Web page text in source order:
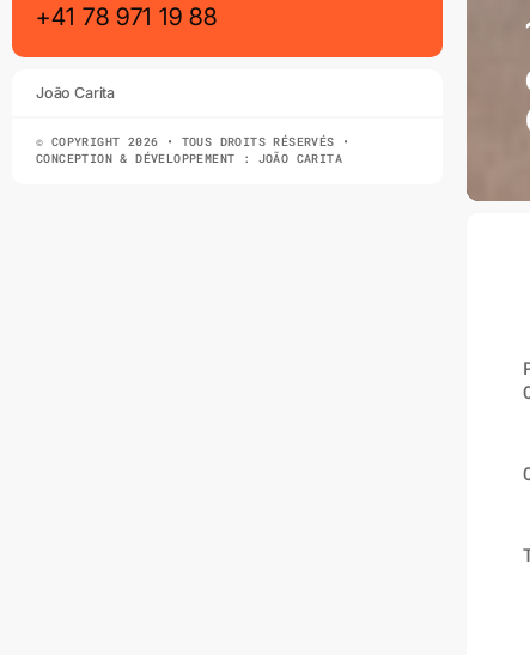
+41 78 971 19 88
João Carita
© COPYRIGHT 2026 • TOUS DROITS RÉSERVÉS •
CONCEPTION & DÉVELOPPEMENT : JOÃO CARITA